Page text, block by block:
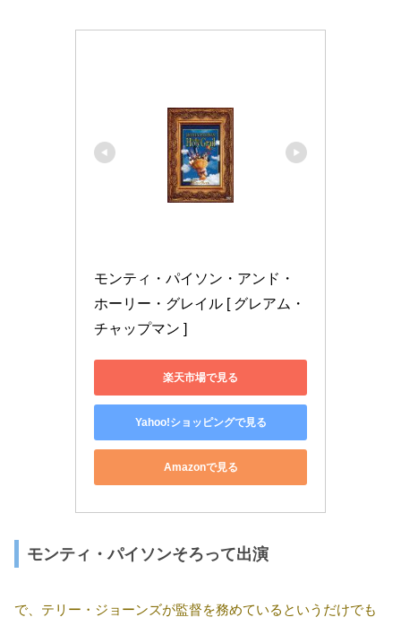
モンティ・パイソン・アンド・
ホーリー・グレイル [ グレアム・
チャップマン ]
楽天市場で見る
Yahoo!ショッピングで見る
Amazonで見る
モンティ・パイソンそろって出演
で、テリー・ジョーンズが監督を務めているというだけでも